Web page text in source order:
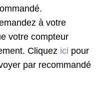
à votre
votre compteur
Cliquez ici pour
par recommandé